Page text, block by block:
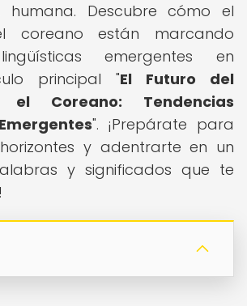
humana. Descubre cómo el
coreano están marcando
emergentes en
principal "El Futuro del
Coreano: Tendencias
". ¡Prepárate para
y adentrarte en un
y significados que te